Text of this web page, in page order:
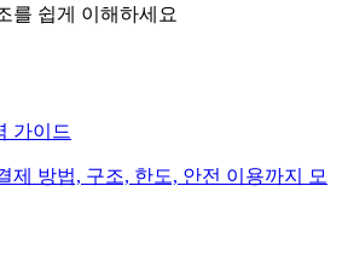
를 쉽게 이해하세요
가이드
제 방법, 구조, 한도, 안전 이용까지 모